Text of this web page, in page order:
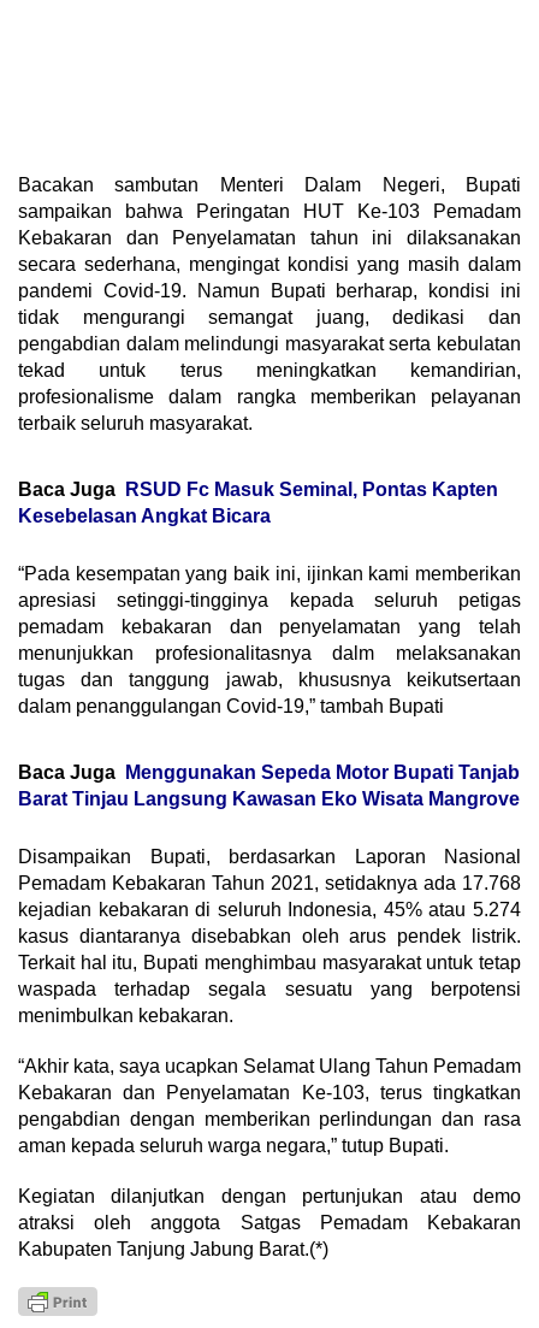
Bacakan sambutan Menteri Dalam Negeri, Bupati
sampaikan bahwa Peringatan HUT Ke-103 Pemadam
Kebakaran dan Penyelamatan tahun ini dilaksanakan
secara sederhana, mengingat kondisi yang masih dalam
pandemi Covid-19. Namun Bupati berharap, kondisi ini
tidak mengurangi semangat juang, dedikasi dan
pengabdian dalam melindungi masyarakat serta kebulatan
tekad untuk terus meningkatkan kemandirian,
profesionalisme dalam rangka memberikan pelayanan
terbaik seluruh masyarakat.
Baca Juga
RSUD Fc Masuk Seminal, Pontas Kapten
Kesebelasan Angkat Bicara
“Pada kesempatan yang baik ini, ijinkan kami memberikan
apresiasi setinggi-tingginya kepada seluruh petigas
pemadam kebakaran dan penyelamatan yang telah
menunjukkan profesionalitasnya dalm melaksanakan
tugas dan tanggung jawab, khususnya keikutsertaan
dalam penanggulangan Covid-19,” tambah Bupati
Baca Juga
Menggunakan Sepeda Motor Bupati Tanjab
Barat Tinjau Langsung Kawasan Eko Wisata Mangrove
Disampaikan Bupati, berdasarkan Laporan Nasional
Pemadam Kebakaran Tahun 2021, setidaknya ada 17.768
kejadian kebakaran di seluruh Indonesia, 45% atau 5.274
kasus diantaranya disebabkan oleh arus pendek listrik.
Terkait hal itu, Bupati menghimbau masyarakat untuk tetap
waspada terhadap segala sesuatu yang berpotensi
menimbulkan kebakaran.
“Akhir kata, saya ucapkan Selamat Ulang Tahun Pemadam
Kebakaran dan Penyelamatan Ke-103, terus tingkatkan
pengabdian dengan memberikan perlindungan dan rasa
aman kepada seluruh warga negara,” tutup Bupati.
Kegiatan dilanjutkan dengan pertunjukan atau demo
atraksi oleh anggota Satgas Pemadam Kebakaran
Kabupaten Tanjung Jabung Barat.(*)